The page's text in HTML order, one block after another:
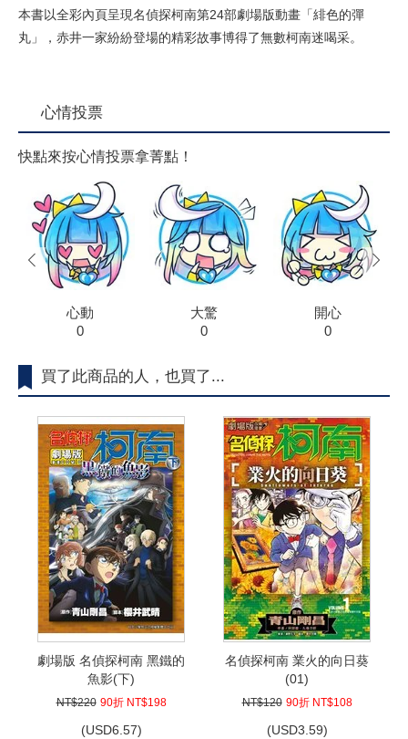
本書以全彩內頁呈現名偵探柯南第24部劇場版動畫「緋色的彈
丸」，赤井一家紛紛登場的精彩故事博得了無數柯南迷喝采。
心情投票
快點來按心情投票拿菁點！
心動
0
大驚
0
開心
0
prev next
買了此商品的人，也買了...
劇場版 名偵探柯南 黑鐵的
魚影(下)
NT$220 90折 NT$198
(USD6.57)
名偵探柯南 業火的向日葵
(01)
NT$120 90折 NT$108
(USD3.59)